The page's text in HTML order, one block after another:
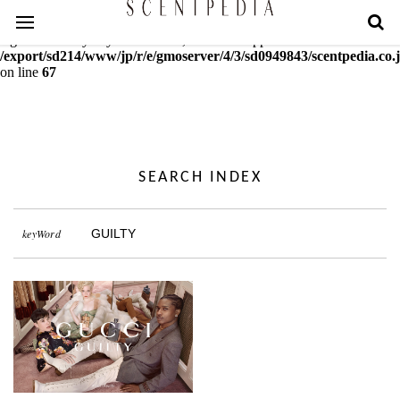
Warning
: mcrypt_decrypt(): Key of size 18 not supported by this
/export/sd214/www/jp/r/e/gmoserver/4/3/sd0949843/
on line 67
SEARCH INDEX
keyWord GUILTY